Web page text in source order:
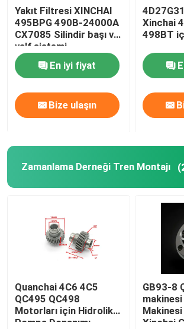
Yakıt Filtresi XINCHAI
495BPG 490B-24000A
CX7085 Silindir başı ve
valf sistemi
En iyi fiyat
Bize ulaşın
Xinchai
498BT
Zamanlama Derneği Tren Montajı
Quanchai 4C6 4C5
QC495 QC498
Motorları için Hidrolik
Pompa Donanımı
GB93-8
Xinchai